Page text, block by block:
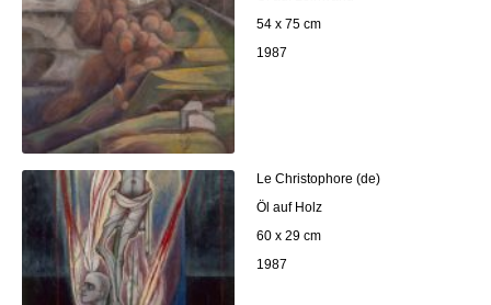
54 x 75 cm
1987
Le Christophore (de)
Öl auf Holz
60 x 29 cm
1987